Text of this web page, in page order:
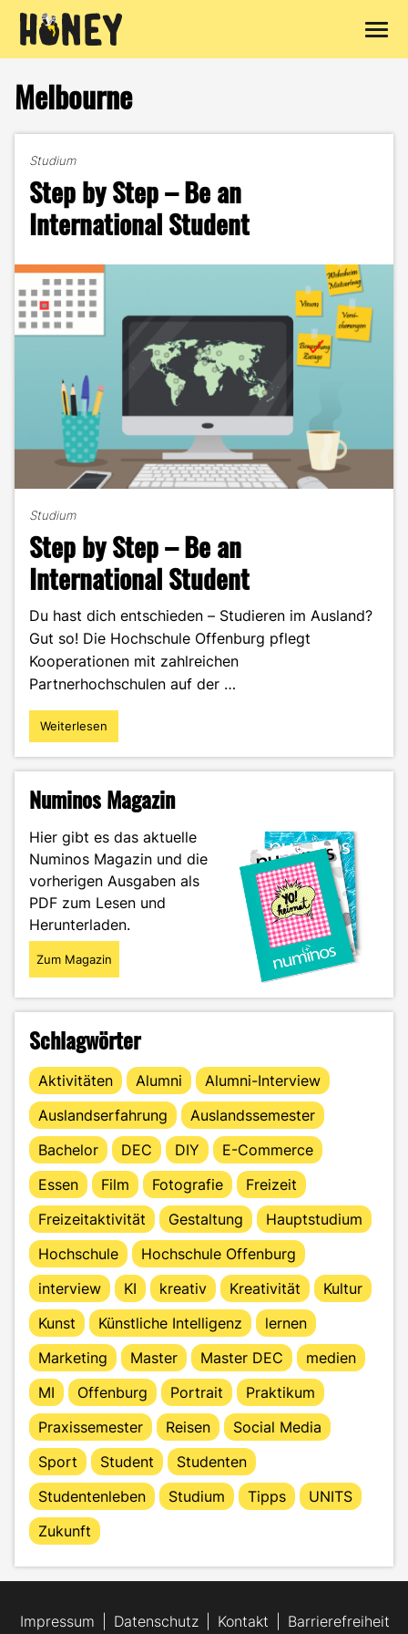
Inhalt
springen
Melbourne
Studium
Step by Step – Be an
International Student
Studium
Step by Step – Be an
International Student
Du hast dich entschieden – Studieren im Ausland?
Gut so! Die Hochschule Offenburg pflegt
Kooperationen mit zahlreichen
Partnerhochschulen auf der …
"Step
by
Be
International
Student"
Weiterlesen
Numinos Magazin
Hier gibt es das aktuelle
Numinos Magazin und die
vorherigen Ausgaben als
PDF zum Lesen und
Herunterladen.
Zum Magazin
Schlagwörter
Aktivitäten Alumni
Alumni-Interview
Auslandserfahrung
Auslandssemester
Bachelor
DEC DIY
E-Commerce
Essen
Film Fotografie
Freizeit
Freizeitaktivität
Gestaltung
Hauptstudium
Hochschule
Hochschule Offenburg
interview
KI kreativ Kreativität
Kultur
Kunst
Künstliche Intelligenz
lernen
Marketing
Master Master DEC
medien
MI
Offenburg Portrait
Praktikum
Praxissemester
Reisen
Social Media
Sport
Student
Studenten
Studentenleben
Studium Tipps
UNITS
Zukunft
Impressum Datenschutz Kontakt Barrierefreiheit